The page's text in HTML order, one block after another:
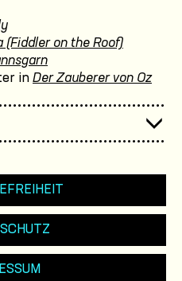
(Fiddler on the Roof)
in Der Zauberer von Oz